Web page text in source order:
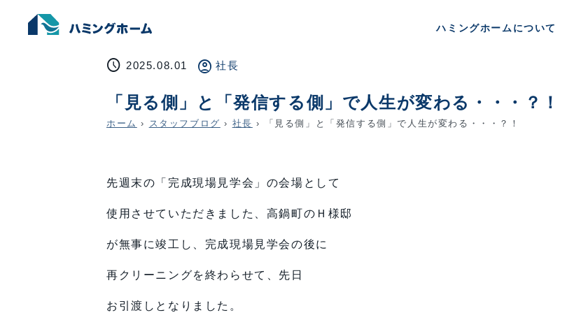
ハミングホームについて
schedule 2025.08.01 account_circle 社長
「見る側」と「発信する側」で人生が変わる・・・？！
ホーム › スタッフブログ › 社長 › 「見る側」と「発信する側」で人生が変わる・・・？！
先週末の「完成現場見学会」の会場として
使用させていただきました、高鍋町のＨ様邸
が無事に竣工し、完成現場見学会の後に
再クリーニングを終わらせて、先日
お引渡しとなりました。